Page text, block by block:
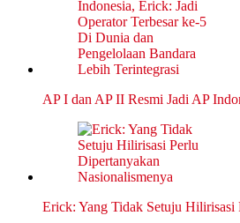
AP I dan AP II Resmi Jadi AP
Erick: Yang Tidak Setuju